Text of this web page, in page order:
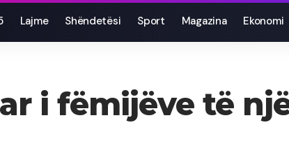
Lajme Shëndetësi Sport Magazina Ekonomi
i fëmijëve të